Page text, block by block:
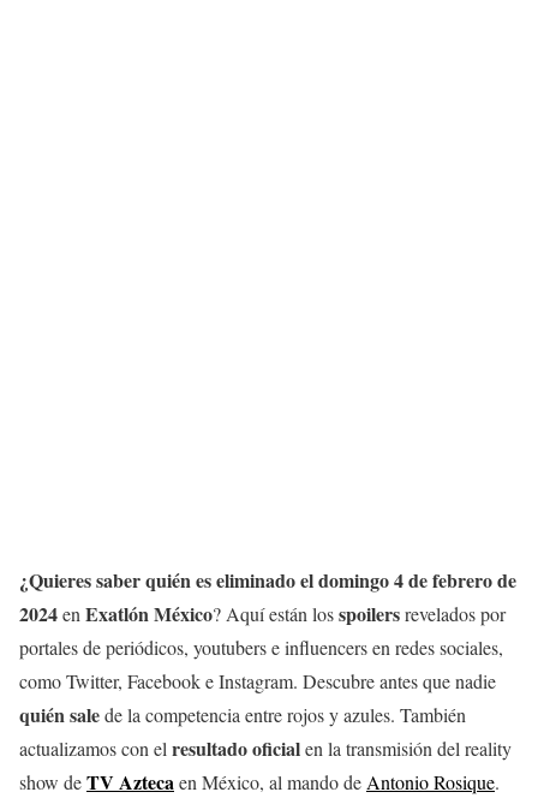
¿Quieres saber quién es eliminado el domingo 4 de febrero de
2024en Exatlón México? Aquí están losspoilersrevelados por
portales de periódicos, youtubers e influencers en redes sociales,
como Twitter, Facebook e Instagram. Descubre antes que nadie
quién salede la competencia entre rojos y azules. También
actualizamos con el resultado oficialen la transmisión del reality
show deTV Aztecaen México, al mando de Antonio Rosique.